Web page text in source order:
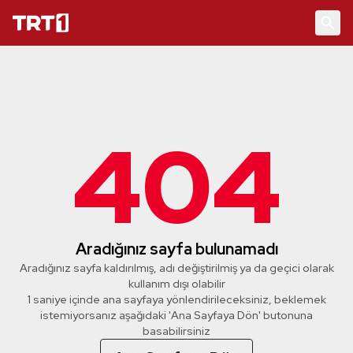
404
Aradığınız sayfa bulunamadı
Aradığınız sayfa kaldırılmış, adı değiştirilmiş ya da geçici olarak
kullanım dışı olabilir
1 saniye içinde ana sayfaya yönlendirileceksiniz, beklemek
istemiyorsanız aşağıdaki 'Ana Sayfaya Dön' butonuna
basabilirsiniz